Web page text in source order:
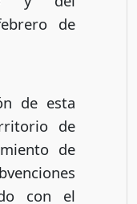
de
de esta
de
de
con el